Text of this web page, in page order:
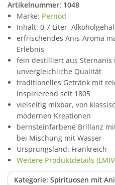
Artikelnummer: 1048
Marke: Pernod
Inhalt: 0,7 Liter,
erfrischendes Anis-Aroma
Erlebnis
fein destilliert aus
unvergleichliche Qualität
traditionelles Getränk mit
inspirierend seit 1805
vielseitig mixbar, von
modernen Kreationen
bernsteinfarbene Brillanz
bei Mischung mit Wasser
Ursprungsland: Frankreich
Weitere Produktdetails
Kategorie: Spirituosen mit